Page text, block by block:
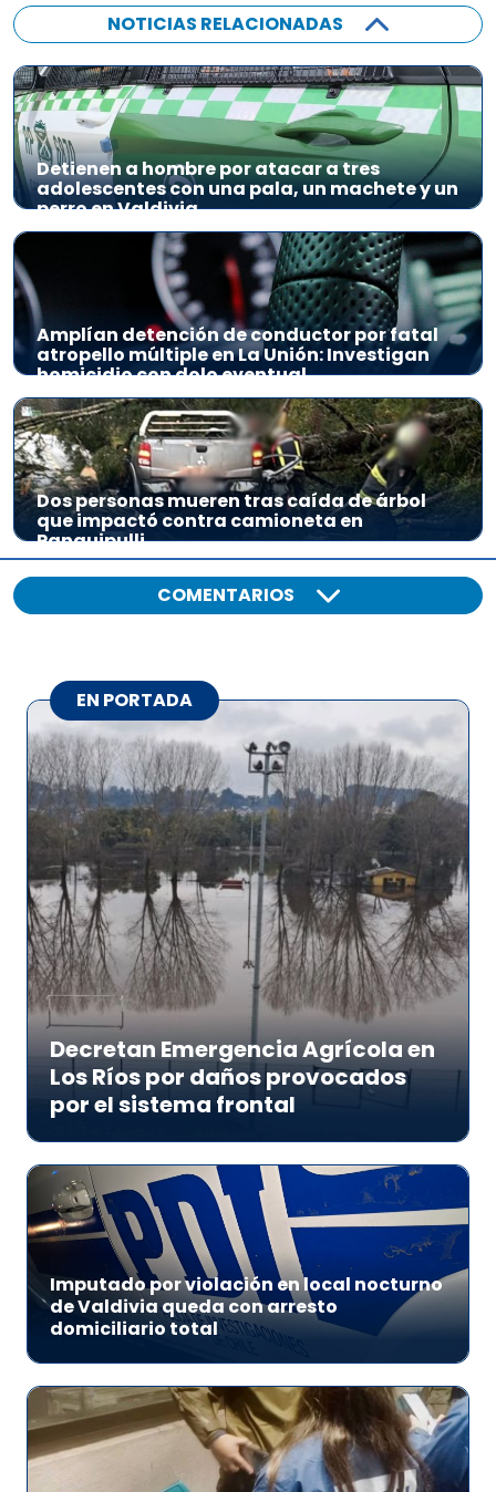
NOTICIAS RELACIONADAS
Detienen a hombre por atacar a tres
adolescentes con una pala, un machete y un
perro en Valdivia
Amplían detención de conductor por fatal
atropello múltiple en La Unión: Investigan
homicidio con dolo eventual
Dos personas mueren tras caída de árbol
que impactó contra camioneta en
Panguipulli
COMENTARIOS
EN PORTADA
Decretan Emergencia Agrícola en
Los Ríos por daños provocados
por el sistema frontal
Imputado por violación en local nocturno
de Valdivia queda con arresto
domiciliario total